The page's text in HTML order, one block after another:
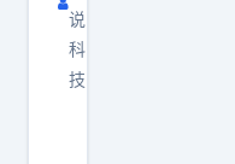
说
科
技